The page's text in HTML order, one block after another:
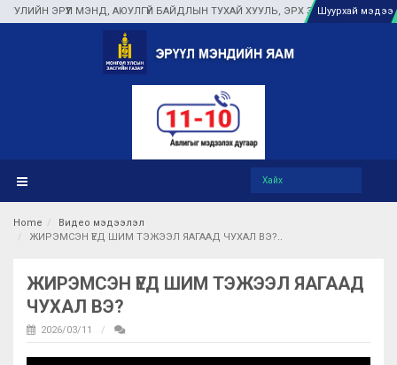
МЭНД, АЮУЛГҮЙ БАЙДЛЫН ТУХАЙ ХУУЛЬ, ЭРХ ЗҮЙН ОРЧИНГ
Шуурхай мэдээ
Home
Видео мэдээлэл
ЖИРЭМСЭН ҮЕД ШИМ ТЭЖЭЭЛ ЯАГААД ЧУХАЛ ВЭ?
ЖИРЭМСЭН ҮЕД ШИМ ТЭЖЭЭЛ ЯАГААД
ЧУХАЛ ВЭ?
2026/03/11